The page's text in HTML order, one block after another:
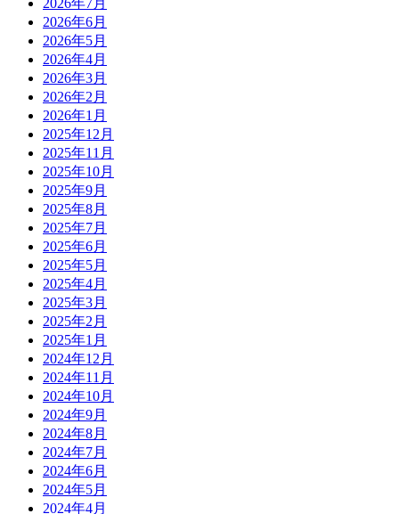
2026年7月
2026年6月
2026年5月
2026年4月
2026年3月
2026年2月
2026年1月
2025年12月
2025年11月
2025年10月
2025年9月
2025年8月
2025年7月
2025年6月
2025年5月
2025年4月
2025年3月
2025年2月
2025年1月
2024年12月
2024年11月
2024年10月
2024年9月
2024年8月
2024年7月
2024年6月
2024年5月
2024年4月